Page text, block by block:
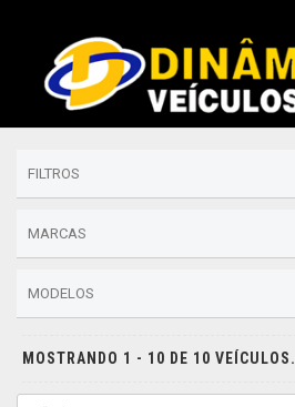
FILTROS
MARCAS
MODELOS
MOSTRANDO 1 - 10 DE 10 VEÍCULOS.